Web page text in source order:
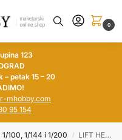
0
123
– petak 15 – 20
mhobby.com
95 154
1/100, 1/144 i 1/200 / LIFT HERE! “JAT 1990″ B727, DC9 & DC-10 in 1/200